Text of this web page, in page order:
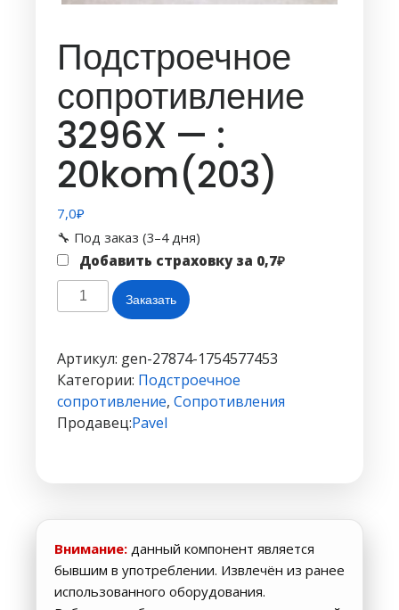
Подстроечное
сопротивление
3296X — :
20kom(203)
7,0₽
🔧 Под заказ (3–4 дня)
Добавить страховку за 0,7₽
Количество
товара
сопротивление
3296X
—
:
Заказать
Артикул: gen-27874-1754577453
Категории: Подстроечное
сопротивление, Сопротивления
Продавец:Pavel
Внимание: данный компонент является
бывшим в употреблении. Извлечён из ранее
использованного оборудования.